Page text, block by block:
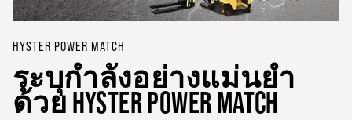
HYSTER POWER MATCH
ระบุกำลังอย่างแม่นยำ
ด้วย HYSTER POWER MATCH